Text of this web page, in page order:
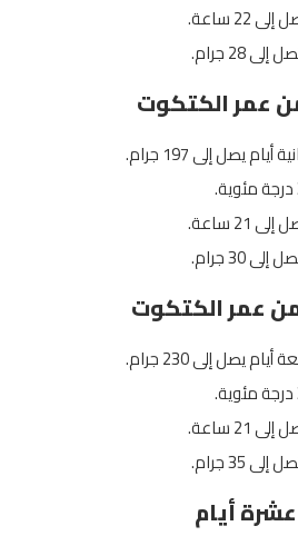
ساعة.
28 جرام.
عمر الكتكوت
يصل إلى 197 جرام.
ساعة.
30 جرام.
عمر الكتكوت
يصل إلى 230 جرام.
ساعة.
35 جرام.
أيام